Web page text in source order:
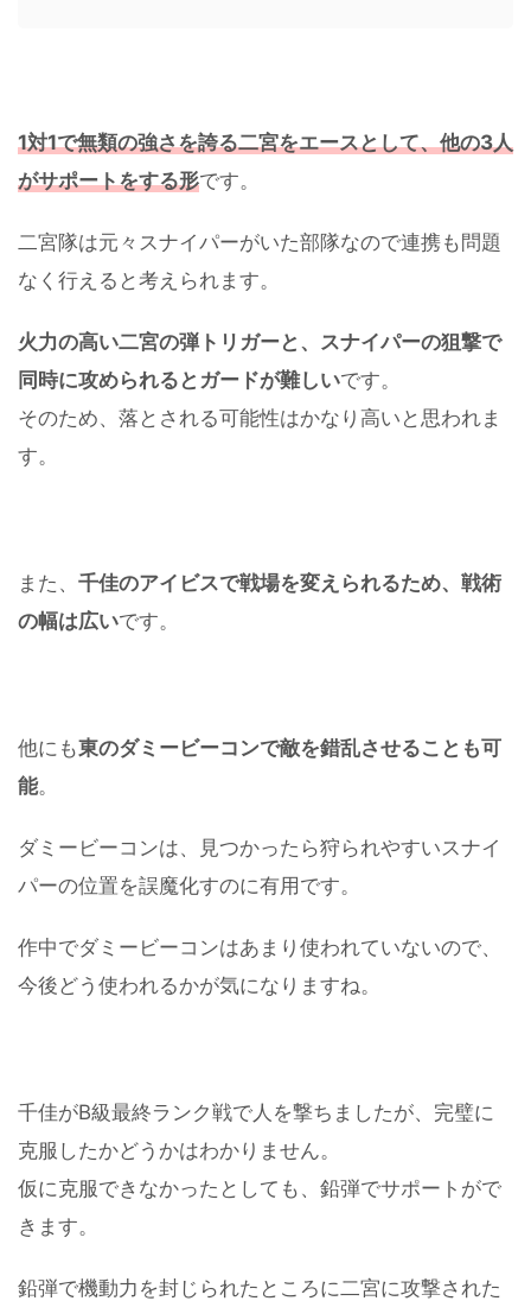
1対1で無類の強さを誇る二宮をエースとして、他の3人
がサポートをする形です。
二宮隊は元々スナイパーがいた部隊なので連携も問題
なく行えると考えられます。
火力の高い二宮の弾トリガーと、スナイパーの狙撃で
同時に攻められるとガードが難しいです。
そのため、落とされる可能性はかなり高いと思われま
す。
また、 千佳のアイビスで戦場を変えられるため、戦術
の幅は広いです。
他にも東のダミービーコンで敵を錯乱させることも可
能。
ダミービーコンは、見つかったら狩られやすいスナイ
パーの位置を誤魔化すのに有用です。
作中でダミービーコンはあまり使われていないので、
今後どう使われるかが気になりますね。
千佳がB級最終ランク戦で人を撃ちましたが、完璧に
克服したかどうかはわかりません。
仮に克服できなかったとしても、鉛弾でサポートがで
きます。
鉛弾で機動力を封じられたところに二宮に攻撃された